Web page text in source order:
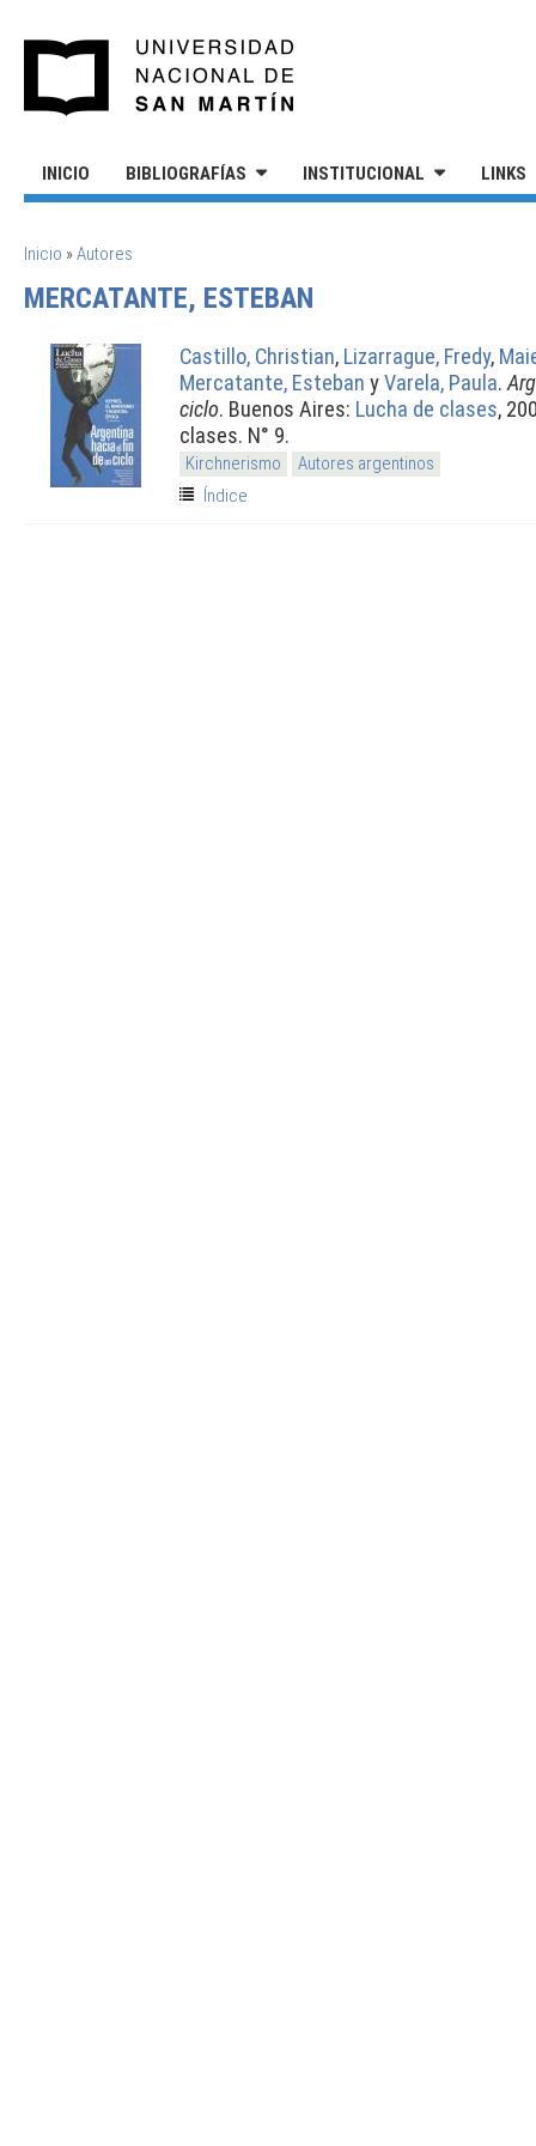
INICIO BIBLIOGRAFÍAS INSTITUCIONAL LINKS
SE ENCUENTRA USTED AQUÍ
Inicio »Autores
MERCATANTE, ESTEBAN
Castillo, Christian, Lizarrague, Fredy,
Mercatante, Esteban yVarela, Paula.
ciclo. Buenos Aires: Lucha de clases,
clases. N° 9.
Kirchnerismo
Autores argentinos
Índice